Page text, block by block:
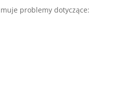
problemy dotyczące: